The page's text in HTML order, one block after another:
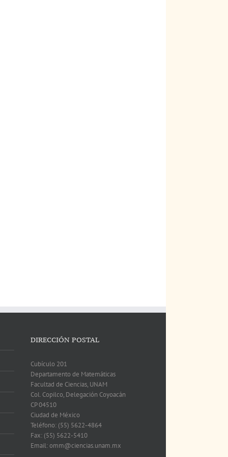
DIRECCIÓN POSTAL
Cubículo 201
Departamento de Matemáticas
Facultad de Ciencias, UNAM
Col. Copilco, Delegación Coyoacán
CP 04510
Ciudad de México
Teléfono: (55) 5622-4864
Fax: (55) 5622-5410
Email: omm@ciencias.unam.mx